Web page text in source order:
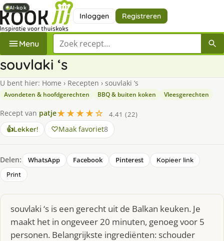
Inloggen Registreren
Menu Zoek een recept
souvlaki ‘s
U bent hier: Home › Recepten › souvlaki ‘s
Avondeten & hoofdgerechten BBQ & buiten koken Vleesgerechten
Recept van patje★★★★☆
4.41 (22)
👍Lekker! Maak favoriet8
Delen: WhatsApp Facebook Pinterest
Kopieer link
Print
souvlaki ‘s is een gerecht uit de Balkan keuken. Je
maakt het in ongeveer 20 minuten, genoeg voor 5
personen. Belangrijkste ingrediënten: schouder
AI-kok
AI-kok
AI-kok